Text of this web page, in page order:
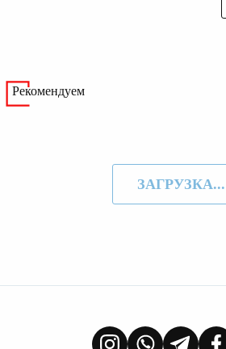
Рекомендуем
ЗАГРУЗКА...